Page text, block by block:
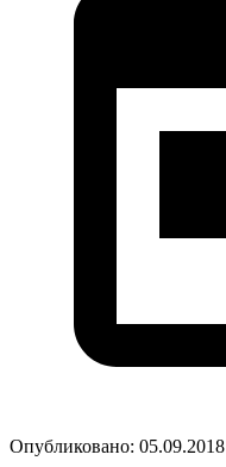
Опубликовано: 05.09.2018